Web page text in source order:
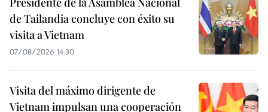
de Tailandia concluye con éxito su
visita a Vietnam
07/08/2026 14:30
Visita del máximo dirigente de
Vietnam impulsan una cooperación